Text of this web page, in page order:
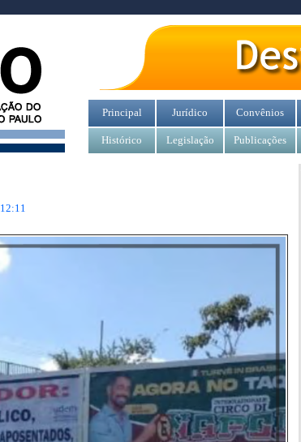
Principal Jurídico Convênios
Histórico Legislação Publicações